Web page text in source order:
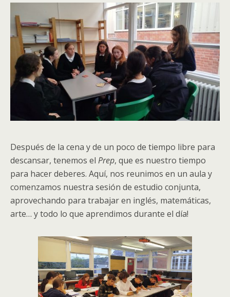
Después de la cena y de un poco de tiempo libre para
descansar, tenemos el Prep, que es nuestro tiempo
para hacer deberes. Aquí, nos reunimos en un aula y
comenzamos nuestra sesión de estudio conjunta,
aprovechando para trabajar en inglés, matemáticas,
arte… y todo lo que aprendimos durante el día!